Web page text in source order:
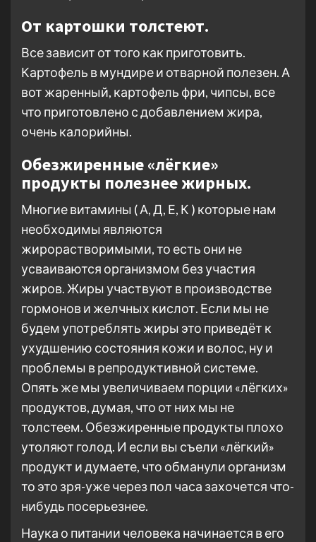
От картошки толстеют.
Все зависит от того как приготовить.
Картофель в мундире и отварной полезен. А
вот жаренный, картофель фри, чипсы, все
что приготовлено с добавлением жира,
очень калорийны.
Обезжиренные «лёгкие»
продукты полезнее жирных.
Многие витамины ( А, Д, Е, К ) которые нам
необходимы являются
жирорастворимыми, то есть они не
усваиваются организмом без участия
жиров. Жиры участвуют в производстве
гормонов и желчных кислот. Если мы не
будем употреблять жиры это приведёт к
ухудшению состояния кожи и волос, ну и
проблемы в репродуктивной системе.
Опять же мы увеличиваем порции «лёгких»
продуктов, думая, что от них мы не
толстеем. Обезжиренные продукты плохо
утоляют голод. И если вы съели «лёгкий»
продукт и думаете, что обманули организм
то это зря-уже через пол часа захочется что-
нибудь посерьезнее.
Наука о питании человека начинается в его